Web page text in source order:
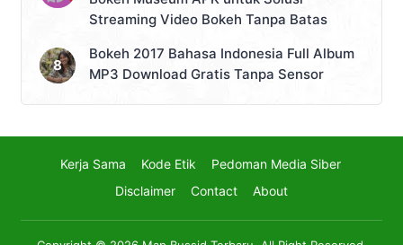
Streaming Video Bokeh Tanpa Batas
Bokeh 2017 Bahasa Indonesia Full Album
MP3 Download Gratis Tanpa Sensor
Kerja Sama Kode Etik
Pedoman Media Siber
Disclaimer
Contact About